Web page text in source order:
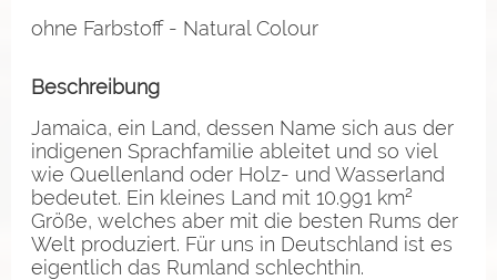
ohne Farbstoff - Natural Colour
Beschreibung
Jamaica, ein Land, dessen Name sich aus der
indigenen Sprachfamilie ableitet und so viel
wie Quellenland oder Holz- und Wasserland
bedeutet. Ein kleines Land mit 10.991 km²
Größe, welches aber mit die besten Rums der
Welt produziert. Für uns in Deutschland ist es
eigentlich das Rumland schlechthin.